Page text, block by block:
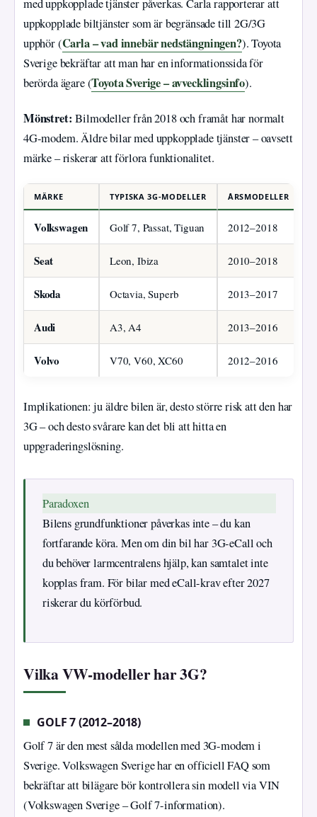
med uppkopplade tjänster påverkas. Carla rapporterar att
uppkopplade biltjänster som är begränsade till 2G/3G
upphör (Carla – vad innebär nedstängningen?). Toyota
Sverige bekräftar att man har en informationssida för
berörda ägare (Toyota Sverige – avvecklingsinfo).
Mönstret: Bilmodeller från 2018 och framåt har normalt
4G-modem. Äldre bilar med uppkopplade tjänster – oavsett
märke – riskerar att förlora funktionalitet.
MÄRKE TYPISKA 3G-MODELLER ÅRSMODELLER
Volkswagen Golf 7, Passat, Tiguan 2012–2018
Seat Leon, Ibiza 2010–2018
Skoda Octavia, Superb 2013–2017
Audi A3, A4 2013–2016
Volvo V70, V60, XC60 2012–2016
Implikationen: ju äldre bilen är, desto större risk att den har
3G – och desto svårare kan det bli att hitta en
uppgraderingslösning.
Paradoxen
Bilens grundfunktioner påverkas inte – du kan
fortfarande köra. Men om din bil har 3G-eCall och
du behöver larmcentralens hjälp, kan samtalet inte
kopplas fram. För bilar med eCall-krav efter 2027
riskerar du körförbud.
Vilka VW-modeller har 3G?
GOLF 7 (2012–2018)
Golf 7 är den mest sålda modellen med 3G-modem i
Sverige. Volkswagen Sverige har en officiell FAQ som
bekräftar att bilägare bör kontrollera sin modell via VIN
(Volkswagen Sverige – Golf 7-information).